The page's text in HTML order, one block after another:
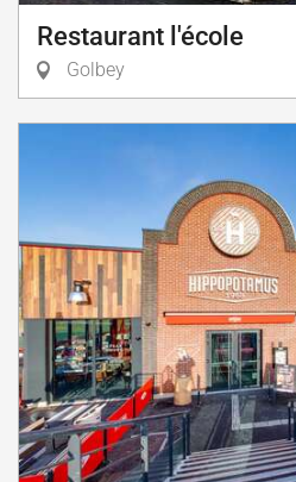
Restaurant l'école
Golbey